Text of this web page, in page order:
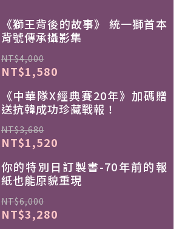
《獅王背後的故事》 統一獅首本
背號傳承攝影集
NT$4,000
NT$1,580
《中華隊X經典賽20年》加碼贈
送抗韓成功珍藏戰報！
NT$3,680
NT$1,520
你的特別日訂製書-70年前的報
紙也能原貌重現
NT$6,000
NT$3,280